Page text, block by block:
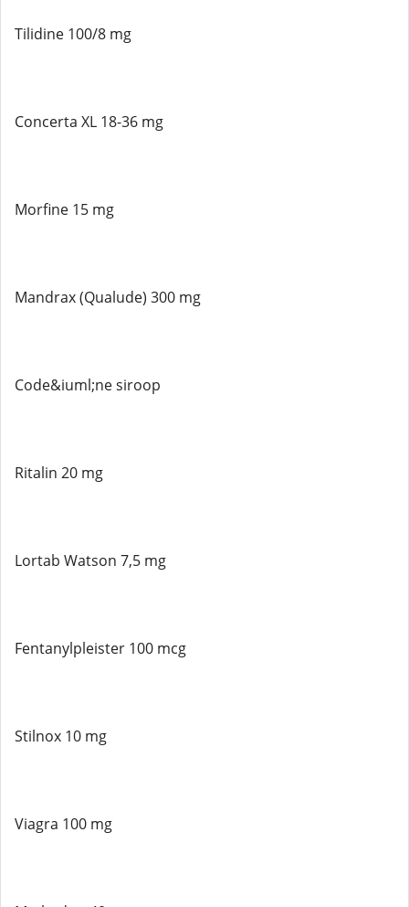
Tilidine 100/8 mg
Concerta XL 18-36 mg
Morfine 15 mg
Mandrax (Qualude) 300 mg
Code&iuml;ne siroop
Ritalin 20 mg
Lortab Watson 7,5 mg
Fentanylpleister 100 mcg
Stilnox 10 mg
Viagra 100 mg